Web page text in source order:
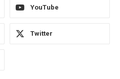
YouTube
Twitter